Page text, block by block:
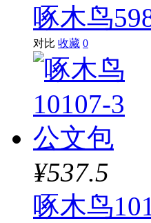
啄木鸟
对比 收藏 0
¥537.5
啄木鸟